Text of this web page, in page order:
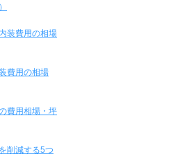
装費用の相場
費用の相場
費用相場・坪
削減する5つ